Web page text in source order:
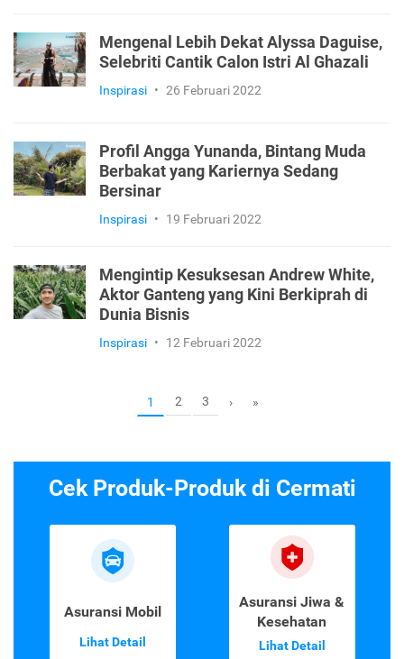
Mengenal Lebih Dekat Alyssa Daguise,
Selebriti Cantik Calon Istri Al Ghazali
Inspirasi • 26 Februari 2022
Profil Angga Yunanda, Bintang Muda
Berbakat yang Kariernya Sedang
Bersinar
Inspirasi • 19 Februari 2022
Mengintip Kesuksesan Andrew White,
Aktor Ganteng yang Kini Berkiprah di
Dunia Bisnis
Inspirasi • 12 Februari 2022
1 2 3 › »
Cek Produk-Produk di Cermati
Asuransi Mobil
Lihat Detail
Asuransi Jiwa &
Kesehatan
Lihat Detail